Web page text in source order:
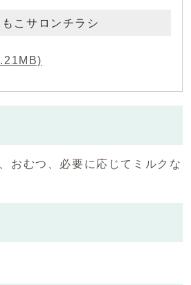
こサロンチラシ
おむつ、必要に応じてミルクな